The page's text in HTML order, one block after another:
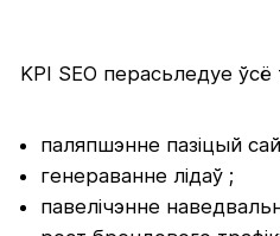
KPI SEO перасьледуе
паляпшэнне пазіцый
генераванне лідаў ;
павелічэнне